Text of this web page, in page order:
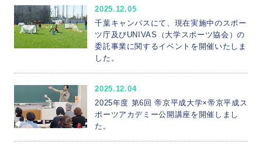
2025.12.05
千葉キャンパスにて、現在実施中のスポー
ツ庁及びUNIVAS（大学スポーツ協会）の
委託事業に関するイベントを開催いたしま
した。
2025.12.04
2025年度 第6回 帝京平成大学×帝京平成ス
ポーツアカデミー公開講座を開催しまし
た。